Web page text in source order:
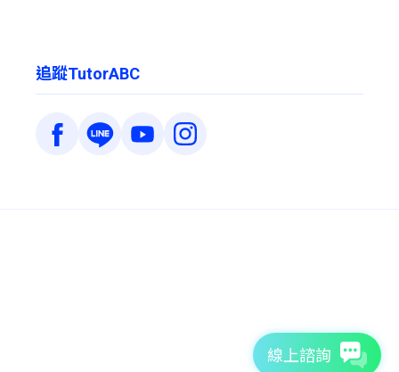
追蹤TutorABC
線上諮詢